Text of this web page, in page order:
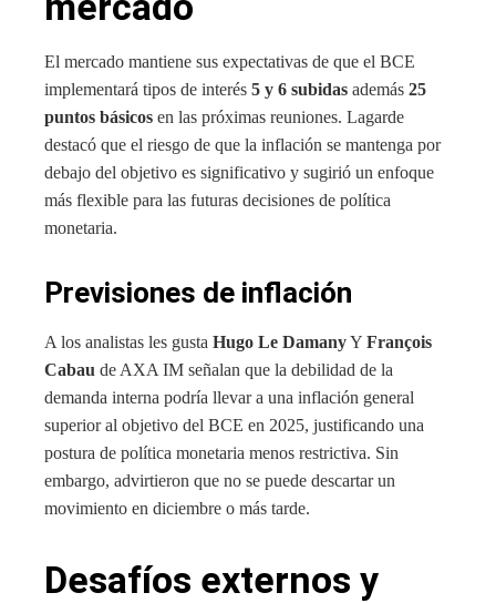
El mercado mantiene sus expectativas de que el BCE
implementará tipos de interés 5 y 6 subidas además 25
puntos básicos en las próximas reuniones. Lagarde
destacó que el riesgo de que la inflación se mantenga por
debajo del objetivo es significativo y sugirió un enfoque
más flexible para las futuras decisiones de política
monetaria.
Previsiones de inflación
A los analistas les gusta Hugo Le DamanyY François
Cabau de AXA IM señalan que la debilidad de la
demanda interna podría llevar a una inflación general
superior al objetivo del BCE en 2025, justificando una
postura de política monetaria menos restrictiva. Sin
embargo, advirtieron que no se puede descartar un
movimiento en diciembre o más tarde.
Desafíos externos y